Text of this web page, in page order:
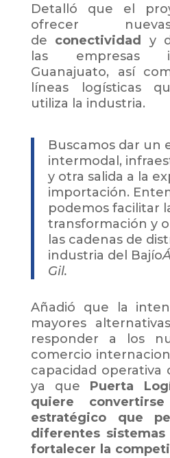
Detalló que el
ofrecer
de conectividad y
las empresas
Guanajuato, así
líneas logísticas
utiliza la industria.
Buscamos dar un
intermodal,
y otra salida a la
importación.
podemos facilitar
transformación y
las cadenas de
industria del Bajío
Gil.
Añadió que la
mayores
responder a los
comercio
capacidad operativa
ya que Puerta
quiere
estratégico que
diferentes
fortalecer la